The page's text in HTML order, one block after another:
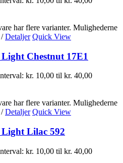
har flere varianter. Mulighederne
/ Detaljer Quick View
Chestnut 17E1
kr. 10,00 til kr. 40,00
har flere varianter. Mulighederne
/ Detaljer Quick View
Light Lilac 592
kr. 10,00 til kr. 40,00